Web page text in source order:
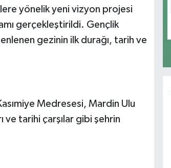
yönelik yeni vizyon projesi
gerçekleştirildi. Gençlik
gezinin ilk durağı, tarih ve
Medresesi, Mardin Ulu
tarihi çarşılar gibi şehrin